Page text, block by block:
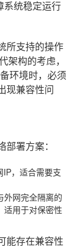
系统稳定运行
所支持的操作
架构的考虑，
环境时，必须
现兼容性问
署方案：
，适合需要支
外网完全隔离的
适用于对保密性
能存在兼容性